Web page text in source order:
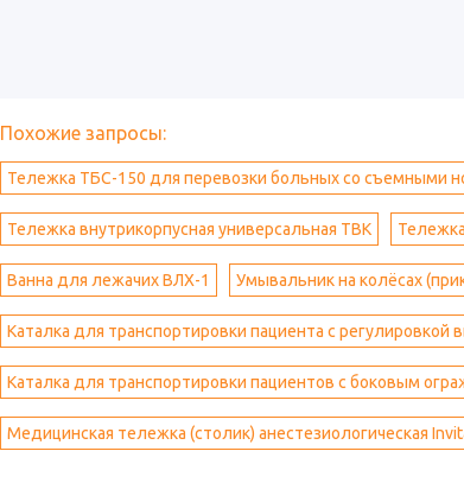
Похожие запросы:
Тележка ТБС-150 для перевозки больных со съемными
Тележка внутрикорпусная универсальная ТВК
Ванна для лежачих ВЛХ-1 Умывальник на колёсах
Каталка для транспортировки пациента с
Каталка для транспортировки пациентов с боковым
Медицинская тележка (столик) анестезиологическая